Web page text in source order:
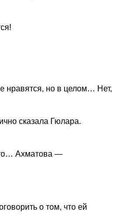
нравятся, но в целом… Нет,
сказала Гюлара.
Ахматова —
о том, что ей